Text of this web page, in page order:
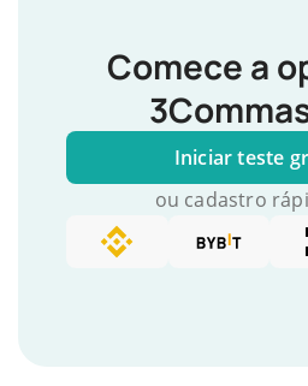
Comece a
Iniciar teste
ou cadastro